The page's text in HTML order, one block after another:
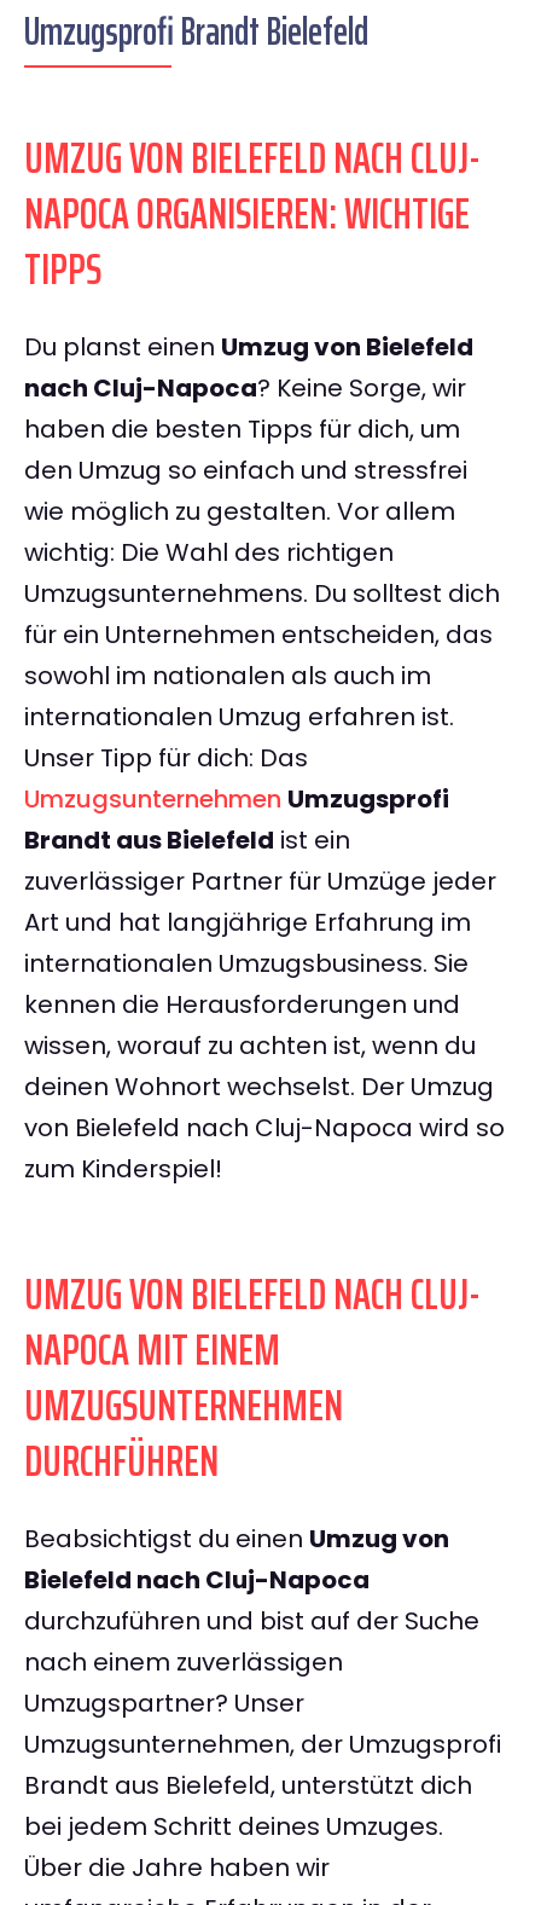
Umzugsprofi Brandt Bielefeld
UMZUG VON BIELEFELD NACH CLUJ-
NAPOCA ORGANISIEREN: WICHTIGE
TIPPS
Du planst einen Umzug von Bielefeld
nach Cluj-Napoca? Keine Sorge, wir
haben die besten Tipps für dich, um
den Umzug so einfach und stressfrei
wie möglich zu gestalten. Vor allem
wichtig: Die Wahl des richtigen
Umzugsunternehmens. Du solltest dich
für ein Unternehmen entscheiden, das
sowohl im nationalen als auch im
internationalen Umzug erfahren ist.
Unser Tipp für dich: Das
Umzugsunternehmen Umzugsprofi
Brandt aus Bielefeld ist ein
zuverlässiger Partner für Umzüge jeder
Art und hat langjährige Erfahrung im
internationalen Umzugsbusiness. Sie
kennen die Herausforderungen und
wissen, worauf zu achten ist, wenn du
deinen Wohnort wechselst. Der Umzug
von Bielefeld nach Cluj-Napoca wird so
zum Kinderspiel!
UMZUG VON BIELEFELD NACH CLUJ-
NAPOCA MIT EINEM
UMZUGSUNTERNEHMEN
DURCHFÜHREN
Beabsichtigst du einen Umzug von
Bielefeld nach Cluj-Napoca
durchzuführen und bist auf der Suche
nach einem zuverlässigen
Umzugspartner? Unser
Umzugsunternehmen, der Umzugsprofi
Brandt aus Bielefeld, unterstützt dich
bei jedem Schritt deines Umzuges.
Über die Jahre haben wir